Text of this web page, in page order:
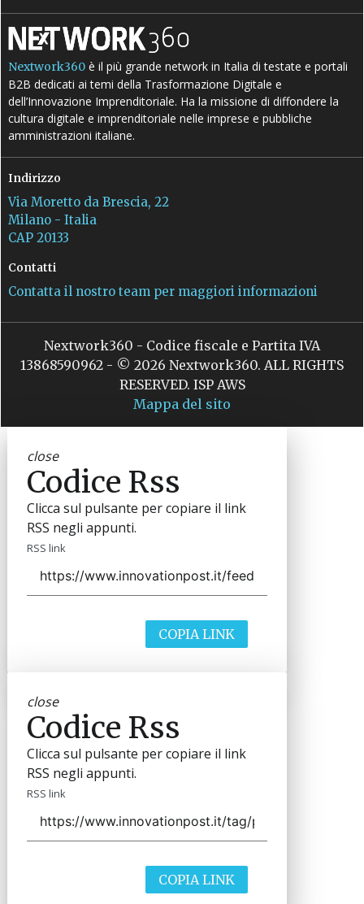
Nextwork360 è il più grande network in Italia di testate e portali
B2B dedicati ai temi della Trasformazione Digitale e
dell’Innovazione Imprenditoriale. Ha la missione di diffondere la
cultura digitale e imprenditoriale nelle imprese e pubbliche
amministrazioni italiane.
Indirizzo
Via Moretto da Brescia, 22
Milano - Italia
CAP 20133
Contatti
Contatta il nostro team per maggiori informazioni
Nextwork360 - Codice fiscale e Partita IVA
13868590962 - © 2026 Nextwork360. ALL RIGHTS
RESERVED. ISP AWS
Mappa del sito
close
Codice Rss
Clicca sul pulsante per copiare il link
RSS negli appunti.
RSS link
COPIA LINK
close
Codice Rss
Clicca sul pulsante per copiare il link
RSS negli appunti.
RSS link
COPIA LINK